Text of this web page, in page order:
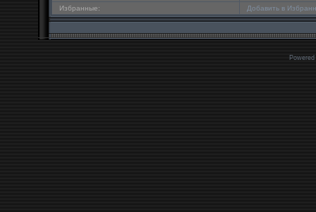
Избранные:
Добавить в